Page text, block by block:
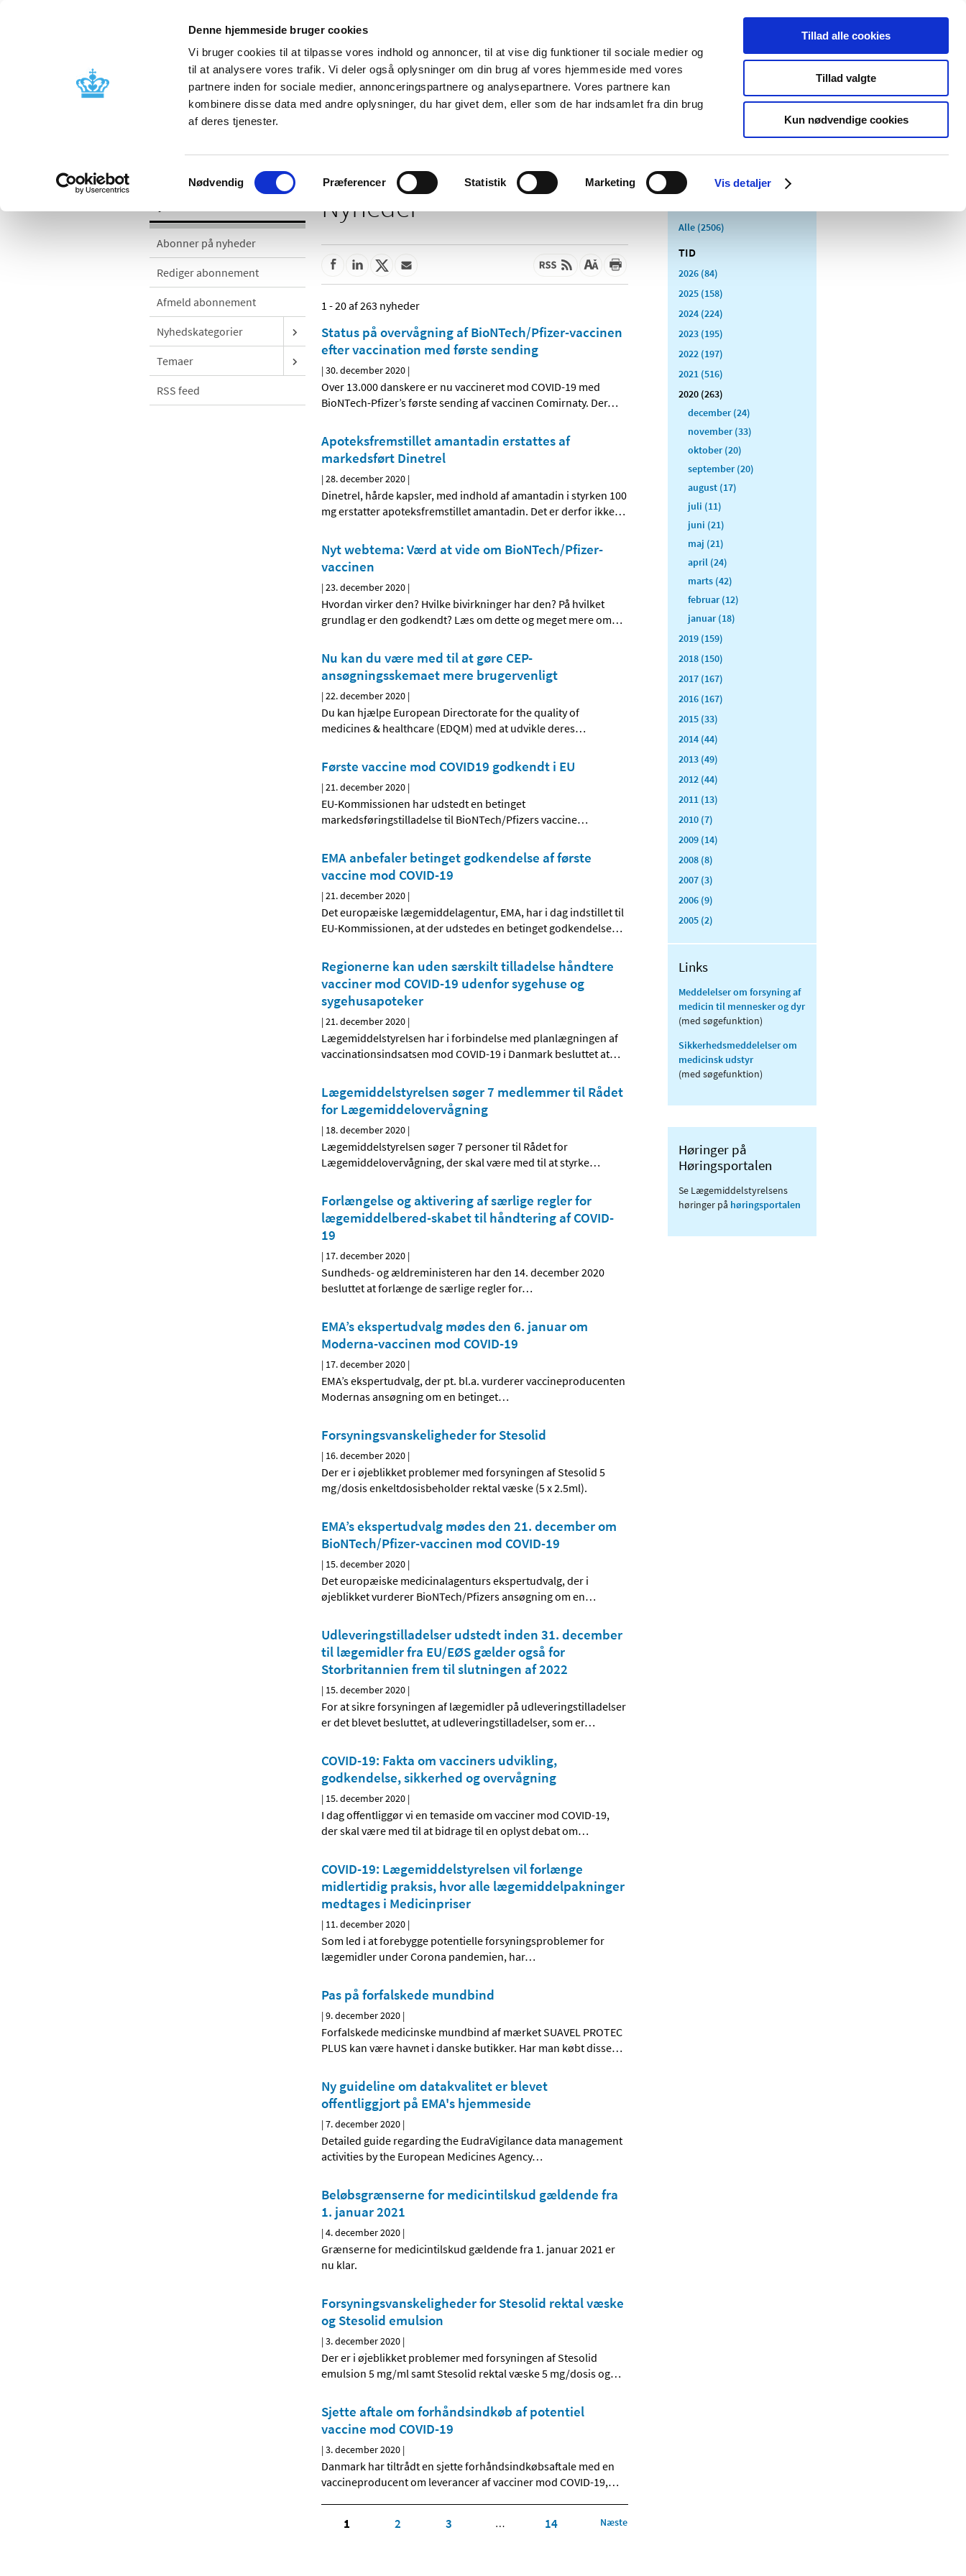
Denne hjemmeside bruger cookies
Vi bruger cookies til at tilpasse vores indhold og annoncer, til at vise dig funktioner til sociale medier og
til at analysere vores trafik. Vi deler også oplysninger om din brug af vores hjemmeside med vores
partnere inden for sociale medier, annonceringspartnere og analysepartnere. Vores partnere kan
kombinere disse data med andre oplysninger, du har givet dem, eller som de har indsamlet fra din brug
af deres tjenester.
Samtykkevalg
Nødvendig Præferencer Statistik Marketing Vis detaljer
Tillad alle cookies
Tillad valgte
Kun nødvendige cookies
Nyheder Om os Kontakt Udgivelser
Godkendelse og
Bivirkninger og
produktinformation
Tilskud og
Apoteker og salg af
Medicinsk
Særlige
produktområder
Abonner på nyheder
Rediger abonnement
Afmeld abonnement
Nyhedskategorier
Temaer
RSS feed
Nyheder
1 - 20 af 263 nyheder
Status på overvågning af BioNTech/Pfizer-vaccinen
efter vaccination med første sending
|30. december 2020 |
Over 13.000 danskere er nu vaccineret mod COVID-19 med
BioNTech-Pfizer’s første sending af vaccinen Comirnaty. Der…
Apoteksfremstillet amantadin erstattes af
markedsført Dinetrel
|28. december 2020 |
Dinetrel, hårde kapsler, med indhold af amantadin i styrken 100
mg erstatter apoteksfremstillet amantadin. Det er derfor ikke…
Nyt webtema: Værd at vide om BioNTech/Pfizer-
vaccinen
|23. december 2020 |
Hvordan virker den? Hvilke bivirkninger har den? På hvilket
grundlag er den godkendt? Læs om dette og meget mere om…
Nu kan du være med til at gøre CEP-
ansøgningsskemaet mere brugervenligt
|22. december 2020 |
Du kan hjælpe European Directorate for the quality of
medicines & healthcare (EDQM) med at udvikle deres…
Første vaccine mod COVID19 godkendt i EU
|21. december 2020 |
EU-Kommissionen har udstedt en betinget
markedsføringstilladelse til BioNTech/Pfizers vaccine…
EMA anbefaler betinget godkendelse af første
vaccine mod COVID-19
|21. december 2020 |
Det europæiske lægemiddelagentur, EMA, har i dag indstillet til
EU-Kommissionen, at der udstedes en betinget godkendelse…
Regionerne kan uden særskilt tilladelse håndtere
vacciner mod COVID-19 udenfor sygehuse og
sygehusapoteker
|21. december 2020 |
Lægemiddelstyrelsen har i forbindelse med planlægningen af
vaccinationsindsatsen mod COVID-19 i Danmark besluttet at…
Lægemiddelstyrelsen søger 7 medlemmer til Rådet
for Lægemiddelovervågning
| 18. december 2020 |
Lægemiddelstyrelsen søger 7 personer til Rådet for
Lægemiddelovervågning, der skal være med til at styrke…
Forlængelse og aktivering af særlige regler for
lægemiddelbered-skabet til håndtering af COVID-
19
| 17. december 2020 |
Sundheds- og ældreministeren har den 14. december 2020
besluttet at forlænge de særlige regler for…
EMA’s ekspertudvalg mødes den 6. januar om
Moderna-vaccinen mod COVID-19
| 17. december 2020 |
EMA’s ekspertudvalg, der pt. bl.a. vurderer vaccineproducenten
Modernas ansøgning om en betinget…
Forsyningsvanskeligheder for Stesolid
| 16. december 2020 |
Der er i øjeblikket problemer med forsyningen af Stesolid 5
mg/dosis enkeltdosisbeholder rektal væske (5 x 2.5ml).
EMA’s ekspertudvalg mødes den 21. december om
BioNTech/Pfizer-vaccinen mod COVID-19
| 15. december 2020 |
Det europæiske medicinalagenturs ekspertudvalg, der i
øjeblikket vurderer BioNTech/Pfizers ansøgning om en…
Udleveringstilladelser udstedt inden 31. december
til lægemidler fra EU/EØS gælder også for
Storbritannien frem til slutningen af 2022
| 15. december 2020 |
For at sikre forsyningen af lægemidler på udleveringstilladelser
er det blevet besluttet, at udleveringstilladelser, som er…
COVID-19: Fakta om vacciners udvikling,
godkendelse, sikkerhed og overvågning
| 15. december 2020 |
I dag offentliggør vi en temaside om vacciner mod COVID-19,
der skal være med til at bidrage til en oplyst debat om…
COVID-19: Lægemiddelstyrelsen vil forlænge
midlertidig praksis, hvor alle lægemiddelpakninger
medtages i Medicinpriser
| 11. december 2020 |
Som led i at forebygge potentielle forsyningsproblemer for
lægemidler under Corona pandemien, har…
Pas på forfalskede mundbind
|9. december 2020 |
Forfalskede medicinske mundbind af mærket SUAVEL PROTEC
PLUS kan være havnet i danske butikker. Har man købt disse…
Ny guideline om datakvalitet er blevet
offentliggjort på EMA's hjemmeside
|7. december 2020 |
Detailed guide regarding the EudraVigilance data management
activities by the European Medicines Agency…
Beløbsgrænserne for medicintilskud gældende fra
1. januar 2021
|4. december 2020 |
Grænserne for medicintilskud gældende fra 1. januar 2021 er
nu klar.
Forsyningsvanskeligheder for Stesolid rektal væske
og Stesolid emulsion
|3. december 2020 |
Der er i øjeblikket problemer med forsyningen af Stesolid
emulsion 5 mg/ml samt Stesolid rektal væske 5 mg/dosis og…
Sjette aftale om forhåndsindkøb af potentiel
vaccine mod COVID-19
|3. december 2020 |
Danmark har tiltrådt en sjette forhåndsindkøbsaftale med en
vaccineproducent om leverancer af vacciner mod COVID-19,…
1 2 3 … 14 Næste
Alle (2506)
TID
2026 (84)
2025 (158)
2024 (224)
2023 (195)
2022 (197)
2021 (516)
2020 (263)
december (24)
november (33)
oktober (20)
september (20)
august (17)
juli (11)
juni (21)
maj (21)
april (24)
marts (42)
februar (12)
januar (18)
2019 (159)
2018 (150)
2017 (167)
2016 (167)
2015 (33)
2014 (44)
2013 (49)
2012 (44)
2011 (13)
2010 (7)
2009 (14)
2008 (8)
2007 (3)
2006 (9)
2005 (2)
Links
Meddelelser om forsyning af
medicin til mennesker og dyr
(med søgefunktion)
Sikkerhedsmeddelelser om
medicinsk udstyr
(med søgefunktion)
Høringer på
Høringsportalen
Se Lægemiddelstyrelsens
høringer på høringsportalen